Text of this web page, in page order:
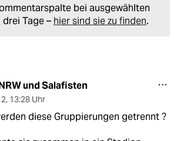
bei ausgewählten
Tage – hier sind sie zu finden.
und Salafisten
, 13:28 Uhr
diese Gruppierungen getrennt ?